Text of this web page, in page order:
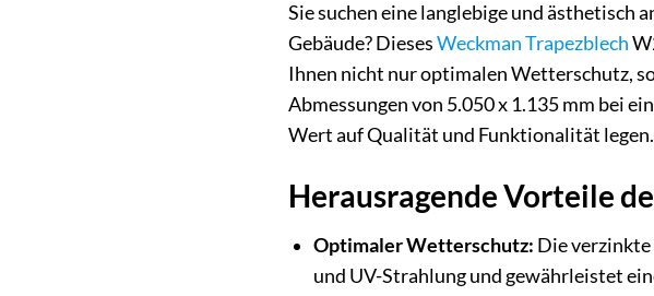
Sie suchen eine langlebige und ästhetisch
Gebäude? DiesesWeckmanTrapezblech
Ihnen nicht nur optimalen Wetterschutz,
Abmessungen von 5.050 x 1.135 mm bei
Wert auf Qualität und Funktionalität legen.
Herausragende Vorteile
Optimaler Wetterschutz: Die
und UV-Strahlung und gewährleistet